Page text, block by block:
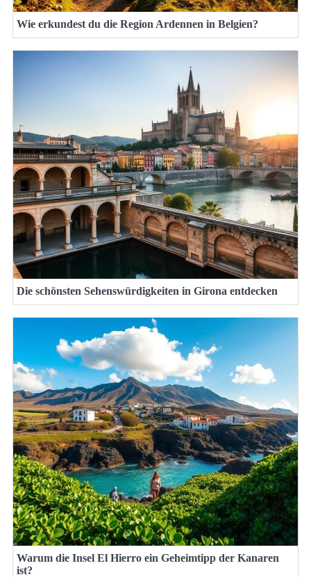
Wie erkundest du die Region Ardennen in Belgien?
Die schönsten Sehenswürdigkeiten in Girona entdecken
Warum die Insel El Hierro ein Geheimtipp der Kanaren
ist?